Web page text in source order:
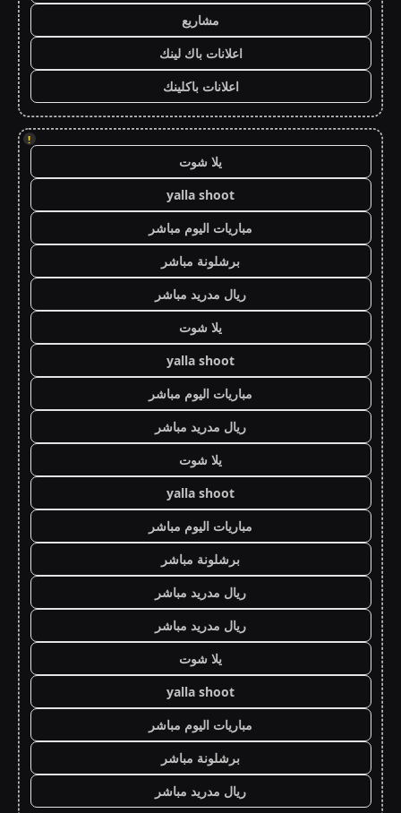
مشاريع
اعلانات باك لينك
اعلانات باكلينك
!
يلا شوت
yalla shoot
مباريات اليوم مباشر
برشلونة مباشر
ريال مدريد مباشر
يلا شوت
yalla shoot
مباريات اليوم مباشر
ريال مدريد مباشر
يلا شوت
yalla shoot
مباريات اليوم مباشر
برشلونة مباشر
ريال مدريد مباشر
ريال مدريد مباشر
يلا شوت
yalla shoot
مباريات اليوم مباشر
برشلونة مباشر
ريال مدريد مباشر